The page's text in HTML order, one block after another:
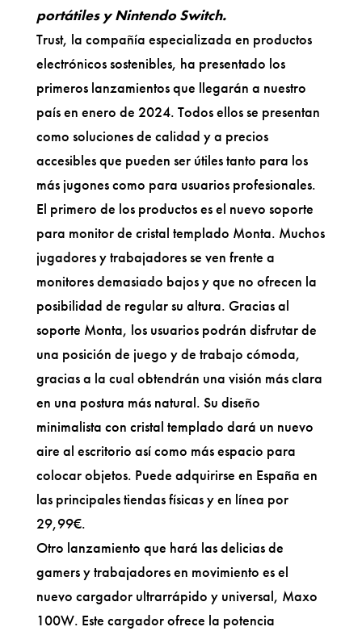
portátiles y Nintendo Switch.
Trust, la compañía especializada en productos
electrónicos sostenibles, ha presentado los
primeros lanzamientos que llegarán a nuestro
país en enero de 2024. Todos ellos se presentan
como soluciones de calidad y a precios
accesibles que pueden ser útiles tanto para los
más jugones como para usuarios profesionales.
El primero de los productos es el nuevo soporte
para monitor de cristal templado Monta. Muchos
jugadores y trabajadores se ven frente a
monitores demasiado bajos y que no ofrecen la
posibilidad de regular su altura. Gracias al
soporte Monta, los usuarios podrán disfrutar de
una posición de juego y de trabajo cómoda,
gracias a la cual obtendrán una visión más clara
en una postura más natural. Su diseño
minimalista con cristal templado dará un nuevo
aire al escritorio así como más espacio para
colocar objetos. Puede adquirirse en España en
las principales tiendas físicas y en línea por
29,99€.
Otro lanzamiento que hará las delicias de
gamers y trabajadores en movimiento es el
nuevo cargador ultrarrápido y universal, Maxo
100W. Este cargador ofrece la potencia